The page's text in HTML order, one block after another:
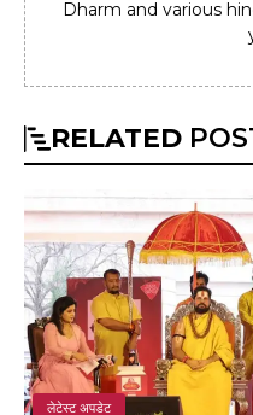
Dharm and various
RELATED
लेटेस्ट अपडेट